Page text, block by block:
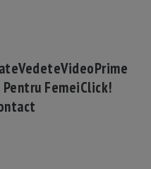
VedeteVideoPrime
FemeiClick!